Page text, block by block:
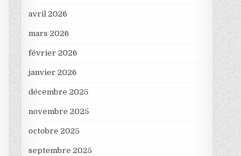
avril 2026
mars 2026
février 2026
janvier 2026
décembre 2025
novembre 2025
octobre 2025
septembre 2025